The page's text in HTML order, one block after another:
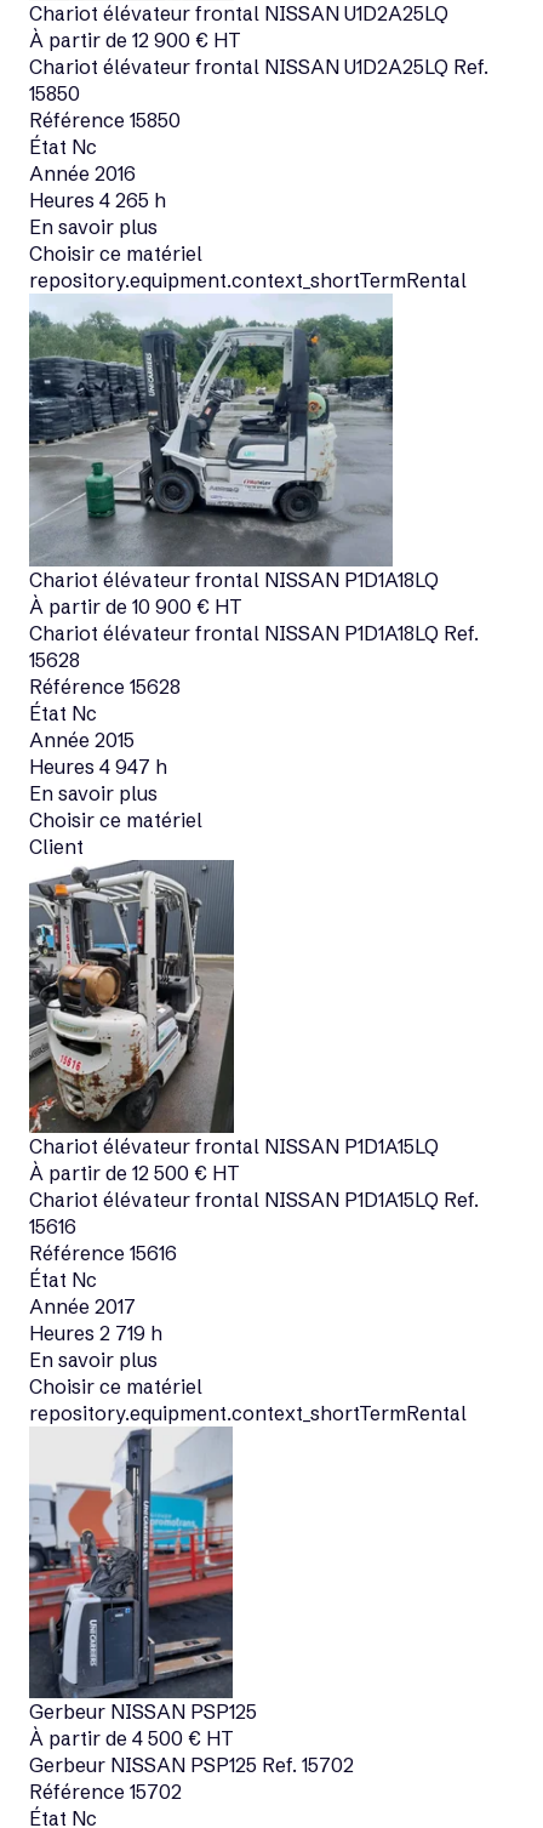
Chariot élévateur frontal NISSAN U1D2A25LQ
À partir de 12 900 € HT
Chariot élévateur frontal NISSAN U1D2A25LQ Ref.
15850
Référence 15850
État Nc
Année 2016
Heures 4 265 h
En savoir plus
Choisir ce matériel
repository.equipment.context_shortTermRental
Chariot élévateur frontal NISSAN P1D1A18LQ
À partir de 10 900 € HT
Chariot élévateur frontal NISSAN P1D1A18LQ Ref.
15628
Référence 15628
État Nc
Année 2015
Heures 4 947 h
En savoir plus
Choisir ce matériel
Client
Chariot élévateur frontal NISSAN P1D1A15LQ
À partir de 12 500 € HT
Chariot élévateur frontal NISSAN P1D1A15LQ Ref.
15616
Référence 15616
État Nc
Année 2017
Heures 2 719 h
En savoir plus
Choisir ce matériel
repository.equipment.context_shortTermRental
Gerbeur NISSAN PSP125
À partir de 4 500 € HT
Gerbeur NISSAN PSP125 Ref. 15702
Référence 15702
État Nc